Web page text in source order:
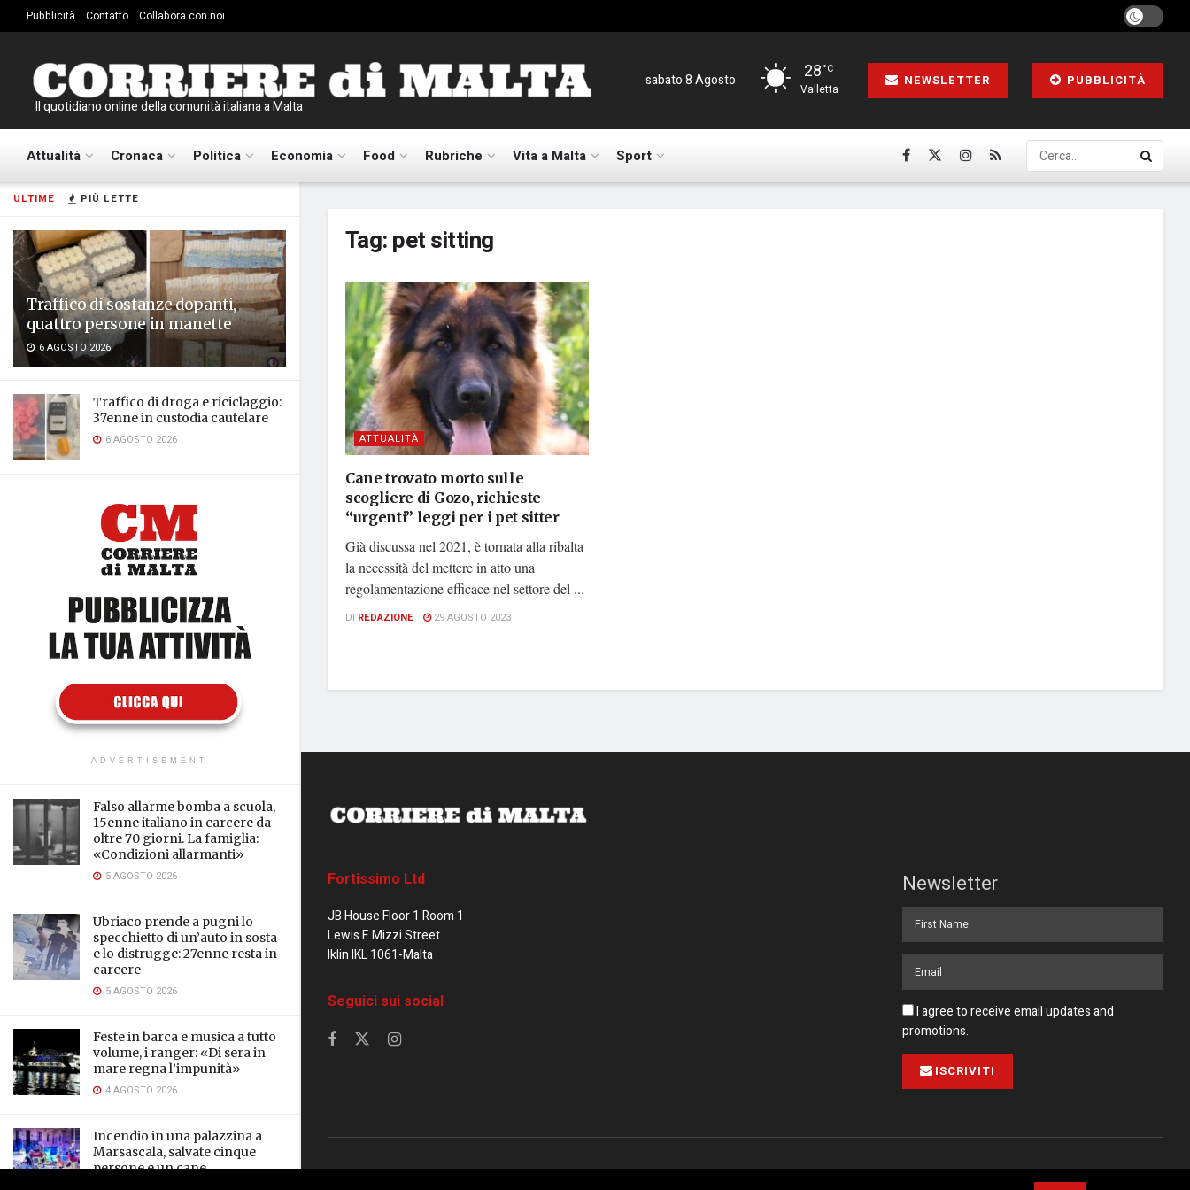
ULTIME PIÙ LETTE
Traffico di sostanze dopanti,
quattro persone in manette
6 AGOSTO 2026
Traffico di droga e riciclaggio:
37enne in custodia cautelare
6 AGOSTO 2026
ADVERTISEMENT
Falso allarme bomba a scuola,
15enne italiano in carcere da
oltre 70 giorni. La famiglia:
«Condizioni allarmanti»
5 AGOSTO 2026
Ubriaco prende a pugni lo
specchietto di un’auto in sosta
e lo distrugge: 27enne resta in
carcere
5 AGOSTO 2026
Feste in barca e musica a tutto
volume, i ranger: «Di sera in
mare regna l’impunità»
4 AGOSTO 2026
Incendio in una palazzina a
Marsascala, salvate cinque
persone e un cane
Pubblicità Contatto Collabora con noi
Il quotidiano online della comunità italiana a Malta
sabato 8 Agosto 28°C
Valletta
NEWSLETTER PUBBLICITÀ
Attualità Cronaca Politica Economia Food Rubriche Vita a Malta Sport
Tag:pet sitting
ATTUALITÀ
Cane trovato morto sulle
scogliere di Gozo, richieste
“urgenti” leggi per i pet sitter
Già discussa nel 2021, è tornata alla ribalta
la necessità del mettere in atto una
regolamentazione efficace nel settore del ...
DI REDAZIONE 29 AGOSTO 2023
Fortissimo Ltd
JB House Floor 1 Room 1
Lewis F. Mizzi Street
Iklin IKL 1061-Malta
Seguici sui social
Newsletter
I agree to receive email updates and
promotions.
ISCRIVITI
Pubblicità Collabora con noi Contatto Privacy Policy